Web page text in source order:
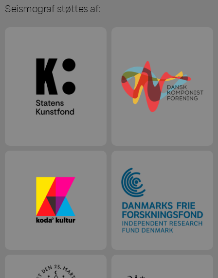
Seismograf støttes af: